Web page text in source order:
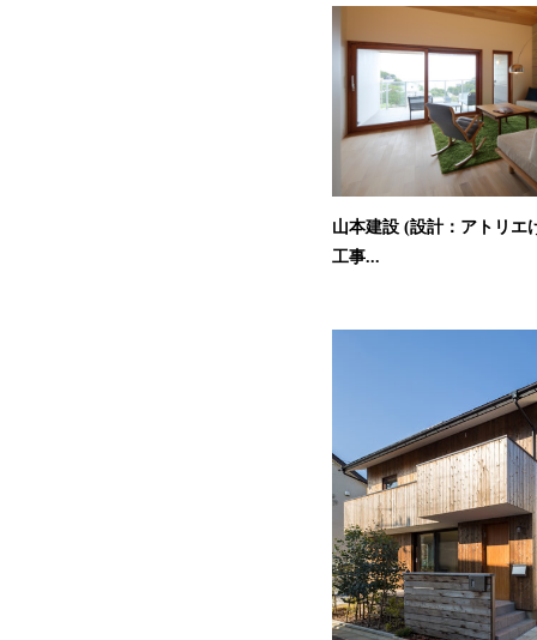
山本建設 (設計：アトリエ
工事...